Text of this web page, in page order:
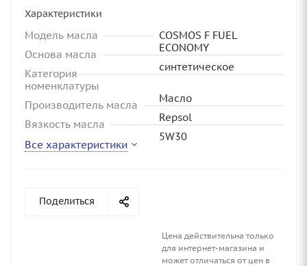
Характеристики
Модель масла
COSMOS F FUEL
ECONOMY
Основа масла
синтетическое
Категория
номенклатуры
Масло
Производитель масла
Repsol
Вязкость масла
5W30
Все характеристики
Поделиться
Цена действительна только
для интернет-магазина и
может отличаться от цен в